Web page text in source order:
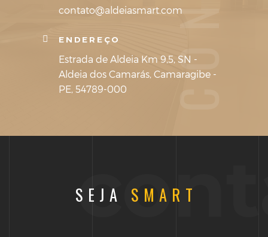
contato@aldeiasmart.com
ENDEREÇO
Estrada de Aldeia Km 9,5, SN -
Aldeia dos Camarás, Camaragibe -
PE, 54789-000
SEJA SMART